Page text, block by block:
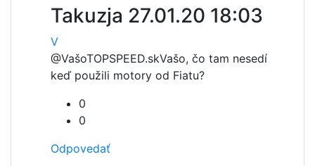
Takuzja 27.01.20 18:03
V
@VašoTOPSPEED.skVašo, čo tam nesedí
keď použili motory od Fiatu?
0
0
Odpovedať